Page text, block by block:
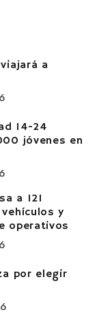
a
14-24
jóvenes en
a 121
y
operativos
por elegir